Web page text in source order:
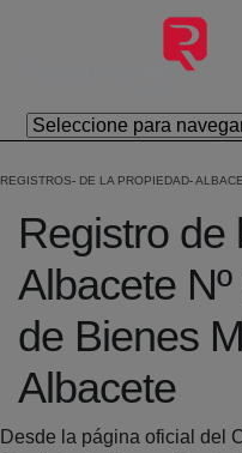
Skip to Main Content
REGISTROS DE LA PROPIEDAD
Registro de
Albacete
de Bienes
Albacete
Desde la página oficial del